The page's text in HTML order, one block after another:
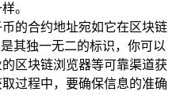
。
币的合约地址宛如它在区块链
其独一无二的标识，你可以
区块链浏览器等可靠渠道获
过程中，要确保信息的准确